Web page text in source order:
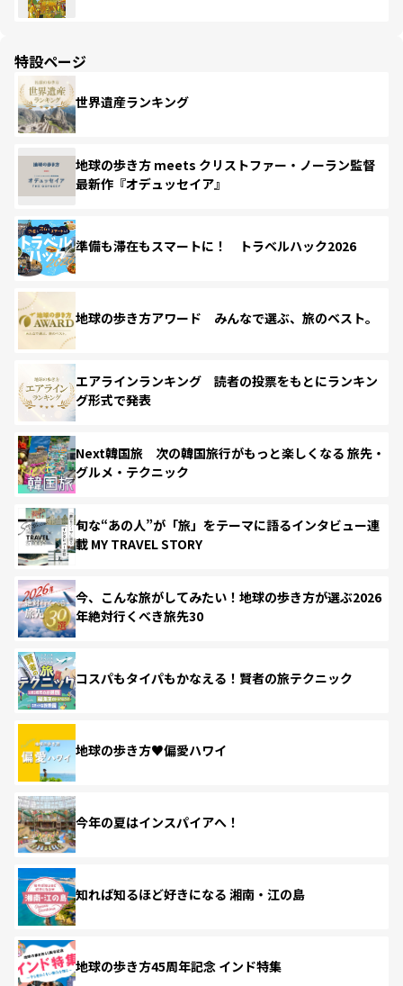
特設ページ
世界遺産ランキング
地球の歩き方 meets クリストファー・ノーラン監督
最新作『オデュッセイア』
準備も滞在もスマートに！ トラベルハック2026
地球の歩き方アワード みんなで選ぶ、旅のベスト。
エアラインランキング 読者の投票をもとにランキン
グ形式で発表
Next韓国旅 次の韓国旅行がもっと楽しくなる 旅先・
グルメ・テクニック
旬な“あの人”が「旅」をテーマに語るインタビュー連
載 MY TRAVEL STORY
今、こんな旅がしてみたい！地球の歩き方が選ぶ2026
年絶対行くべき旅先30
コスパもタイパもかなえる！賢者の旅テクニック
地球の歩き方♥偏愛ハワイ
今年の夏はインスパイアへ！
知れば知るほど好きになる 湘南・江の島
地球の歩き方45周年記念 インド特集